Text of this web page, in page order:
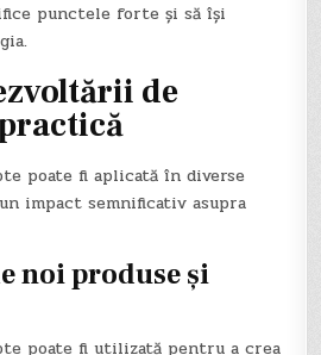
punctele forte și să își
de
poate fi aplicată în diverse
impact semnificativ asupra
noi produse și
poate fi utilizată pentru a crea